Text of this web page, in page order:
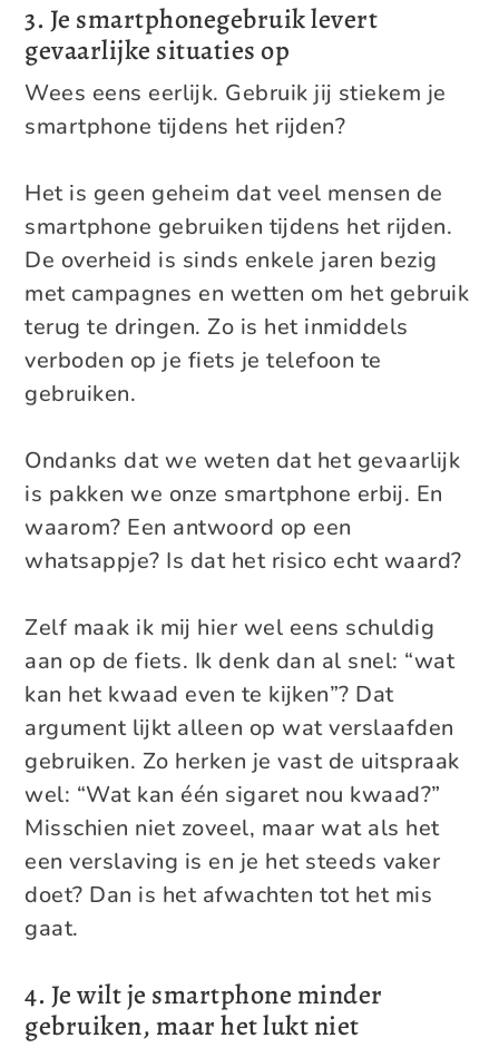
3. Je smartphonegebruik levert
gevaarlijke situaties op
Wees eens eerlijk. Gebruik jij stiekem je
smartphone tijdens het rijden?
Het is geen geheim dat veel mensen de
smartphone gebruiken tijdens het rijden.
De overheid is sinds enkele jaren bezig
met campagnes en wetten om het gebruik
terug te dringen. Zo is het inmiddels
verboden op je fiets je telefoon te
gebruiken.
Ondanks dat we weten dat het gevaarlijk
is pakken we onze smartphone erbij. En
waarom? Een antwoord op een
whatsappje? Is dat het risico echt waard?
Zelf maak ik mij hier wel eens schuldig
aan op de fiets. Ik denk dan al snel: “wat
kan het kwaad even te kijken”? Dat
argument lijkt alleen op wat verslaafden
gebruiken. Zo herken je vast de uitspraak
wel: “Wat kan één sigaret nou kwaad?”
Misschien niet zoveel, maar wat als het
een verslaving is en je het steeds vaker
doet? Dan is het afwachten tot het mis
gaat.
4. Je wilt je smartphone minder
gebruiken, maar het lukt niet